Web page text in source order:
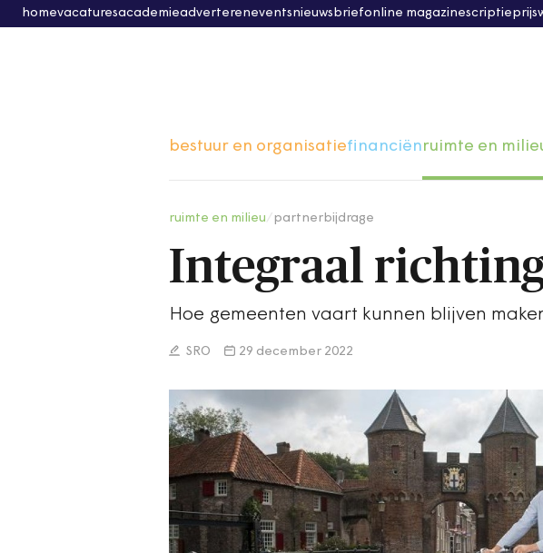
homevacaturesacademieadvertereneventsnieuwsbriefonline magazinescriptieprijs
bestuur en organisatiefinanciënruimte en
ruimte en milieu partnerbijdrage
Integraal
Hoe gemeenten vaart kunnen blijven
SRO 29 december 2022